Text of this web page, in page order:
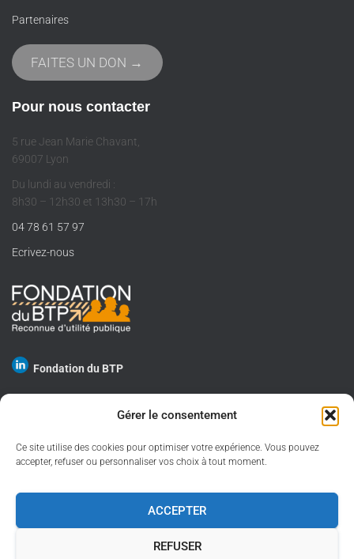
Gérer le consentement
Ce site utilise des cookies pour optimiser votre expérience. Vous pouvez
accepter, refuser ou personnaliser vos choix à tout moment.
ACCEPTER
REFUSER
Partenaires
FAITES UN DON →
Pour nous contacter
5 rue Jean Marie Chavant,
69007 Lyon
Du lundi au vendredi :
8h30 – 12h30 et 13h30 – 17h
04 78 61 57 97
Ecrivez-nous
Fondation du BTP
GESTION DES COOKIES
MENTIONS LÉGALES